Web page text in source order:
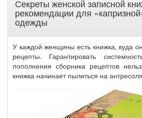
Секреты женской записной
рекомендации для
одежды
У каждой женщины есть книжка, куда
рецепты. Гарантировать
пополнения сборника рецептов
книжка начинает пылиться на